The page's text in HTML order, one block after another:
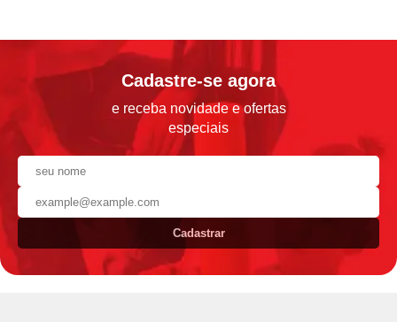
Cadastre-se agora
e receba novidade e ofertas
especiais
Cadastrar